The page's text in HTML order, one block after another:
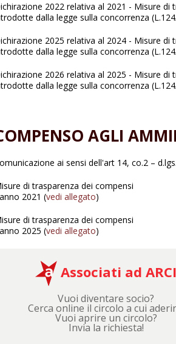
2022 relativa al 2021 - Misure
dalla legge sulla concorrenza
2025 relativa al 2024 - Misure
dalla legge sulla concorrenza
2026 relativa al 2025 - Misure
dalla legge sulla concorrenza
AGLI
ai sensi dell'art 14, co.2 –
di trasparenza dei compensi
2021 (vedi allegato)
di trasparenza dei compensi
2025 (vedi allegato)
Associati ad ARCI
Vuoi diventare socio?
Cerca online il circolo a cui
Vuoi aprire un circolo?
Invia la richiesta!